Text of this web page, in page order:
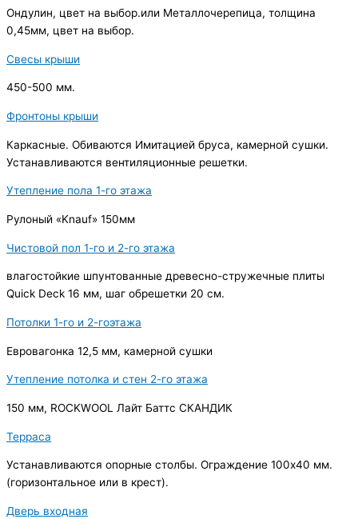
Ондулин, цвет на выбор.или Металлочерепица, толщина
0,45мм, цвет на выбор.
Свесы крыши
450-500 мм.
Фронтоны крыши
Каркасные. Обиваются Имитацией бруса, камерной сушки.
Устанавливаются вентиляционные решетки.
Утепление пола 1-го этажа
Рулоный «Knauf» 150мм
Чистовой пол 1-го и 2-го этажа
влагостойкие шпунтованные древесно-стружечные плиты
Quick Deck 16 мм, шаг обрешетки 20 см.
Потолки 1-го и 2-гоэтажа
Евровагонка 12,5 мм, камерной сушки
Утепление потолка и стен 2-го этажа
150 мм, ROCKWOOL Лайт Баттс СКАНДИК
Терраса
Устанавливаются опорные столбы. Ограждение 100х40 мм.
(горизонтальное или в крест).
Дверь входная